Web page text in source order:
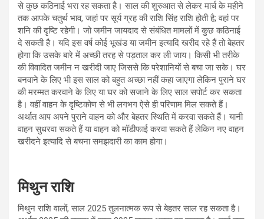
से कुछ कठिनाई भरा रह सकता है। साल की शुरुआत से लेकर मार्च के महीने
तक आपके चतुर्थ भाव, जहां पर सूर्य ग्रह की राशि सिंह राशि होती है; वहां पर
शनि की दृष्टि रहेगी। जो जमीन जायदाद से संबंधित मामलों में कुछ कठिनाई
दे सकती है। यदि इस वर्ष कोई भूखंड या जमीन इत्यादि खरीद रहे हैं तो बेहतर
होगा कि उसके बारे में अच्छी तरह से पड़ताल कर ली जाय। किसी भी तरीके
की विवादित जमीन न खरीदी जाए जिससे कि परेशानियों से बचा जा सके। घर
बनवाने के लिए भी इस साल को बहुत अच्छा नहीं कहा जाएगा लेकिन पुराने घर
की मरम्मत करवाने के लिए या घर को सजाने के लिए साल सपोर्ट कर सकता
है। वहीं वाहन के दृष्टिकोण से भी लगभग ऐसे ही परिणाम मिल सकते हैं।
अर्थात आप अपने पुराने वाहन को और बेहतर स्थिति में करवा सकते हैं। यानी
वाहन सुधरवा सकते हैं या वाहन को मॉडीफाई करवा सकते हैं लेकिन नए वाहन
खरीदने इत्यादि से बचना समझदारी का काम होगा।
मिथुन राशि
मिथुन राशि वालों, साल 2025 तुलनात्मक रूप से बेहतर साल रह सकता है।